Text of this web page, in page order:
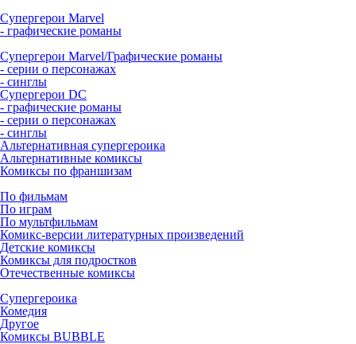
Супергерои Marvel
- графические романы
Супергерои Marvel/Графические романы
- серии о персонажах
- синглы
Супергерои DC
- графические романы
- серии о персонажах
- синглы
Альтернативная супергероика
Альтернативные комиксы
Комиксы по франшизам
По фильмам
По играм
По мультфильмам
Комикс-версии литературных произведений
Детские комиксы
Комиксы для подростков
Отечественные комиксы
Супергероика
Комедия
Другое
Комиксы BUBBLE